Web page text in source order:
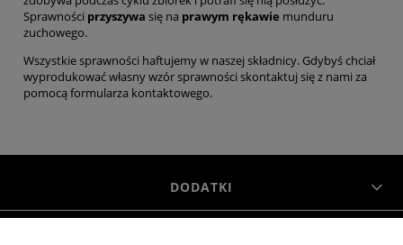
Sprawności przyszywa się na prawym rękawie munduru
zuchowego.
Wszystkie sprawności haftujemy w naszej składnicy. Gdybyś chciał
wyprodukować własny wzór sprawności skontaktuj się z nami za
pomocą formularza kontaktowego.
DODATKI